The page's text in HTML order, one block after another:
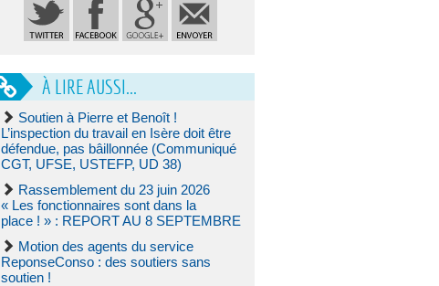
À LIRE AUSSI...
Soutien à Pierre et Benoît !
L’inspection du travail en Isère doit être
défendue, pas bâillonnée (Communiqué
CGT, UFSE, USTEFP, UD 38)
Rassemblement du 23 juin 2026
« Les fonctionnaires sont dans la
place ! » : REPORT AU 8 SEPTEMBRE
Motion des agents du service
ReponseConso : des soutiers sans
soutien !